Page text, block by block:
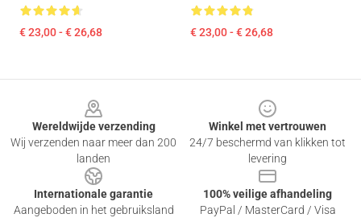
€ 23,00 - € 26,68 € 23,00 - € 26,68
Wereldwijde verzending
Wij verzenden naar meer dan 200
landen
Winkel met vertrouwen
24/7 beschermd van klikken tot
levering
Internationale garantie
Aangeboden in het gebruiksland
100% veilige afhandeling
PayPal / MasterCard / Visa